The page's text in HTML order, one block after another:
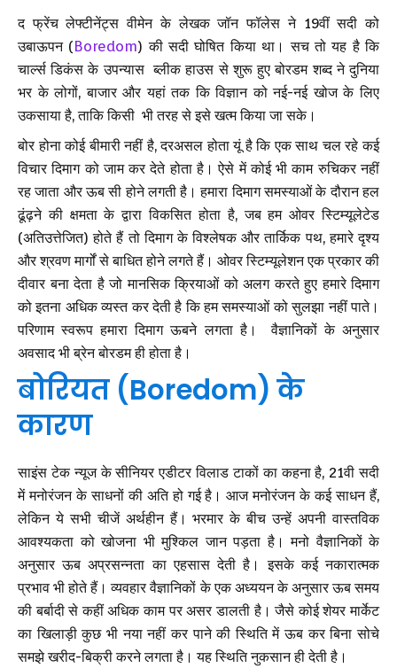
द फ्रेंच लेफ्टीनेंट्स वीमेन के लेखक जॉन फॉलेस ने 19वीं सदी को
उबाऊपन (Boredom) की सदी घोषित किया था। सच तो यह है कि
चार्ल्स डिकंस के उपन्यास ब्लीक हाउस से शुरू हुए बोरडम शब्द ने दुनिया
भर के लोगों, बाजार और यहां तक कि विज्ञान को नई-नई खोज के लिए
उकसाया है, ताकि किसी भी तरह से इसे खत्म किया जा सके।
बोर होना कोई बीमारी नहीं है, दरअसल होता यूं है कि एक साथ चल रहे कई
विचार दिमाग को जाम कर देते होता है। ऐसे में कोई भी काम रुचिकर नहीं
रह जाता और ऊब सी होने लगती है। हमारा दिमाग समस्याओं के दौरान हल
ढूंढ़ने की क्षमता के द्वारा विकसित होता है, जब हम ओवर स्टिम्यूलेटेड
(अतिउत्तेजित) होते हैं तो दिमाग के विश्लेषक और तार्किक पथ, हमारे दृश्य
और श्रवण मार्गों से बाधित होने लगते हैं। ओवर स्टिम्यूलेशन एक प्रकार की
दीवार बना देता है जो मानसिक क्रियाओं को अलग करते हुए हमारे दिमाग
को इतना अधिक व्यस्त कर देती है कि हम समस्याओं को सुलझा नहीं पाते।
परिणाम स्वरूप हमारा दिमाग ऊबने लगता है। वैज्ञानिकों के अनुसार
अवसाद भी ब्रेन बोरडम ही होता है।
बोरियत (Boredom) के
कारण
साइंस टेक न्यूज के सीनियर एडीटर विलाड टाकों का कहना है, 21वी सदी
में मनोरंजन के साधनों की अति हो गई है। आज मनोरंजन के कई साधन हैं,
लेकिन ये सभी चीजें अर्थहीन हैं। भरमार के बीच उन्हें अपनी वास्तविक
आवश्यकता को खोजना भी मुश्किल जान पड़ता है। मनो वैज्ञानिकों के
अनुसार ऊब अप्रसन्नता का एहसास देती है। इसके कई नकारात्मक
प्रभाव भी होते हैं। व्यवहार वैज्ञानिकों के एक अध्ययन के अनुसार ऊब समय
की बर्बादी से कहीं अधिक काम पर असर डालती है। जैसे कोई शेयर मार्केट
का खिलाड़ी कुछ भी नया नहीं कर पाने की स्थिति में ऊब कर बिना सोचे
समझे खरीद-बिक्री करने लगता है। यह स्थिति नुकसान ही देती है।